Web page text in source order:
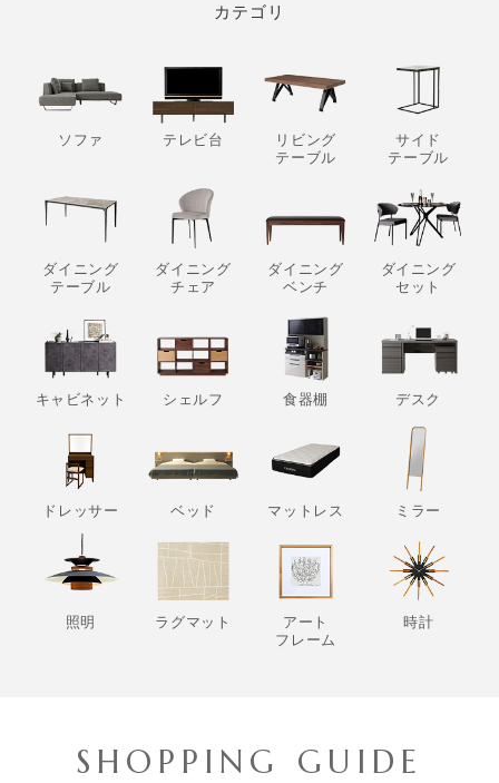
カテゴリ
ソファ テレビ台
リビング
テーブル
サイド
テーブル
ダイニング
テーブル
ダイニング
チェア
ダイニング
ベンチ
ダイニング
セット
キャビネット シェルフ 食器棚 デスク
ドレッサー ベッド マットレス ミラー
照明 ラグマット
アート
フレーム
時計
SHOPPING GUIDE